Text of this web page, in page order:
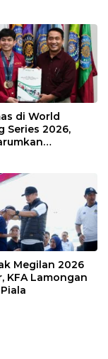
di World
Series 2026,
Megilan 2026
KFA Lamongan